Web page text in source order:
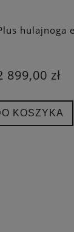
hulajnoga
899,00 zł
KOSZYKA